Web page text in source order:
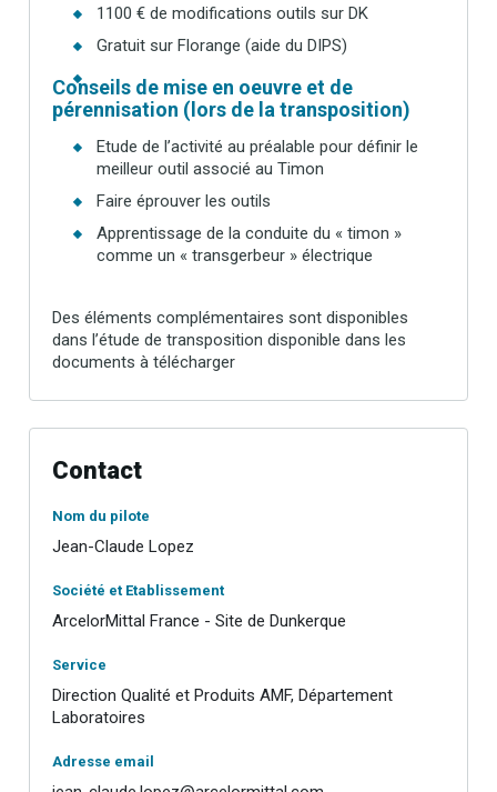
1100 € de modifications outils sur DK
Gratuit sur Florange (aide du DIPS)
Conseils de mise en oeuvre et de
pérennisation (lors de la transposition)
Etude de l’activité au préalable pour définir le
meilleur outil associé au Timon
Faire éprouver les outils
Apprentissage de la conduite du « timon »
comme un « transgerbeur » électrique
Des éléments complémentaires sont disponibles
dans l’étude de transposition disponible dans les
documents à télécharger
Contact
Nom du pilote
Jean-Claude Lopez
Société et Etablissement
ArcelorMittal France - Site de Dunkerque
Service
Direction Qualité et Produits AMF, Département
Laboratoires
Adresse email